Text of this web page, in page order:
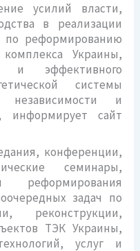
усилий власти,
в реализации
по реформированию
комплекса Украины,
и эффективного
системы
независимости и
информирует сайт
конференции,
семинары,
реформирования
задач по
реконструкции,
ТЭК Украины,
услуг и